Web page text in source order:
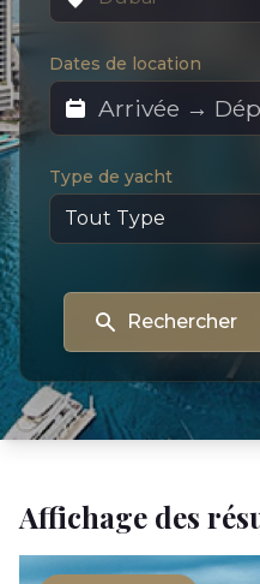
Dates de location
Type de yacht
Rechercher
Affichage des